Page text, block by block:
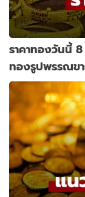
ราคาทองวันนี้
ทองรูปพรรณข